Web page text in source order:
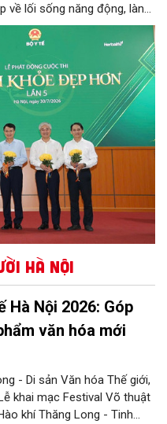
về lối sống năng động, lành
động chăm sóc sức khỏe.
Hà Nội
Hà Nội 2026: Góp
văn hóa mới
- Di sản Văn hóa Thế giới,
khai mạc Festival Võ thuật
khí Thăng Long - Tinh